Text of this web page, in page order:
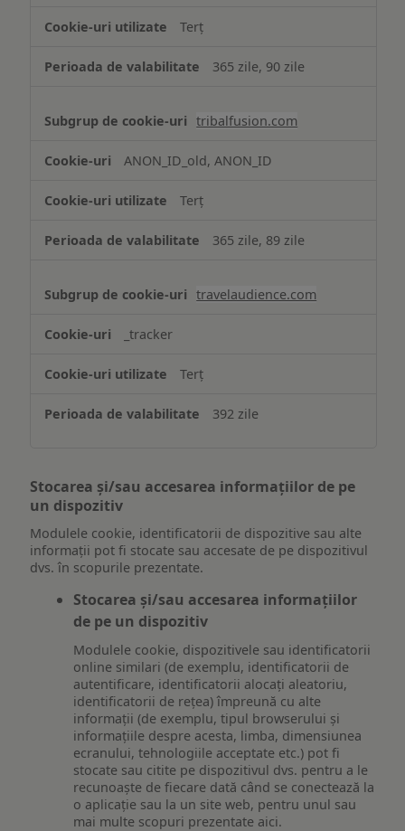
Terț
365 zile, 90 zile
tribalfusion.com
ANON_ID_old, ANON_ID
Terț
365 zile, 89 zile
travelaudience.com
_tracker
Terț
392 zile
Stocarea și/sau accesarea informațiilor de pe
un dispozitiv
Modulele cookie, identificatorii de dispozitive sau alte
informații pot fi stocate sau accesate de pe dispozitivul
dvs. în scopurile prezentate.
Stocarea și/sau accesarea informațiilor
de pe un dispozitiv
Modulele cookie, dispozitivele sau identificatorii
online similari (de exemplu, identificatorii de
autentificare, identificatorii alocați aleatoriu,
identificatorii de rețea) împreună cu alte
informații (de exemplu, tipul browserului și
informațiile despre acesta, limba, dimensiunea
ecranului, tehnologiile acceptate etc.) pot fi
stocate sau citite pe dispozitivul dvs. pentru a le
recunoaște de fiecare dată când se conectează la
o aplicație sau la un site web, pentru unul sau
mai multe scopuri prezentate aici.